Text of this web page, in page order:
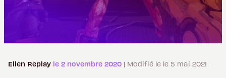
Ellen Replay le 2 novembre 2020 | Modifié le le 5 mai 2021